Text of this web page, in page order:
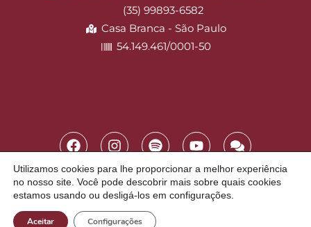
(35) 99893-6582
Casa Branca - São Paulo
54.149.461/0001-50
© Copyright 2025 Hoard's Brasil
Feito por Ideal Agência de ValorTermos de uso
Politíca de privacidade
Utilizamos cookies para lhe proporcionar a melhor experiência
no nosso site. Você pode descobrir mais sobre quais cookies
estamos usando ou desligá-los em configurações.
Aceitar Configurações